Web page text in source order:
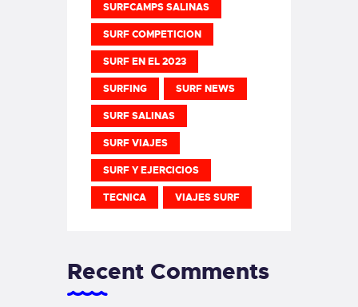
SURFCAMPS SALINAS
SURF COMPETICION
SURF EN EL 2023
SURFING SURF NEWS
SURF SALINAS
SURF VIAJES
SURF Y EJERCICIOS
TECNICA VIAJES SURF
Recent Comments